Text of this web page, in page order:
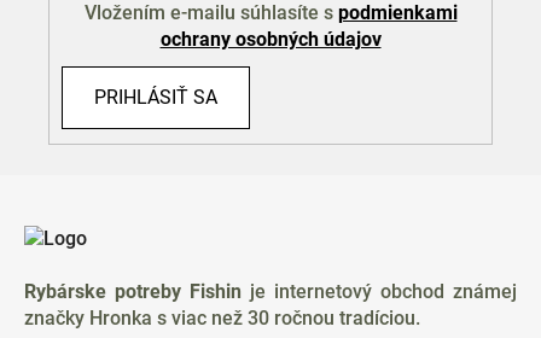
Vložením e-mailu súhlasíte s podmienkami
ochrany osobných údajov
PRIHLÁSIŤ SA
Rybárske potreby Fishin je internetový obchod známej
značky Hronka s viac než 30 ročnou tradíciou.